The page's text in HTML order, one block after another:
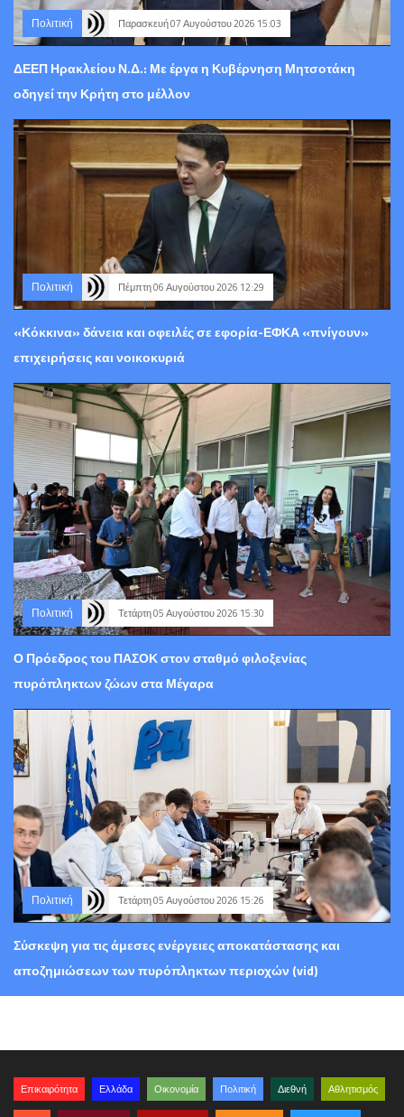
Πολιτική Παρασκευή 07 Αυγούστου 2026 15:03
ΔΕΕΠ Ηρακλείου Ν.Δ.: Με έργα η Κυβέρνηση Μητσοτάκη
οδηγεί την Κρήτη στο μέλλον
Πολιτική Πέμπτη 06 Αυγούστου 2026 12:29
«Κόκκινα» δάνεια και οφειλές σε εφορία-ΕΦΚΑ «πνίγουν»
επιχειρήσεις και νοικοκυριά
Πολιτική Τετάρτη 05 Αυγούστου 2026 15:30
Ο Πρόεδρος του ΠΑΣΟΚ στον σταθμό φιλοξενίας
πυρόπληκτων ζώων στα Μέγαρα
Πολιτική Τετάρτη 05 Αυγούστου 2026 15:26
Σύσκεψη για τις άμεσες ενέργειες αποκατάστασης και
αποζημιώσεων των πυρόπληκτων περιοχών (vid)
Επικαιρότητα Ελλάδα Οικονομία Πολιτική Διεθνή Αθλητισμός